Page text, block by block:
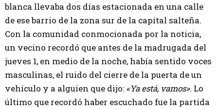
blanca llevaba dos días estacionada en una calle
de ese barrio de la zona sur de la capital salteña.
Con la comunidad conmocionada por la noticia,
un vecino recordó que antes de la madrugada del
jueves 1, en medio de la noche, había sentido voces
masculinas, el ruido del cierre de la puerta de un
vehículo y a alguien que dijo: «Ya está, vamos». Lo
último que recordó haber escuchado fue la partida